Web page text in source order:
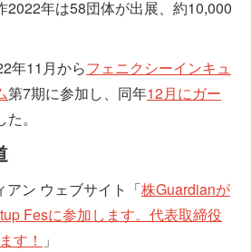
2022年は58団体が出展、約10,000
年11月からフェニクシーインキュ
第7期に参加し、同年12月にガー
。
アン ウェブサイト「株Guardianが
Fesに参加します。代表取締役
す！ 」